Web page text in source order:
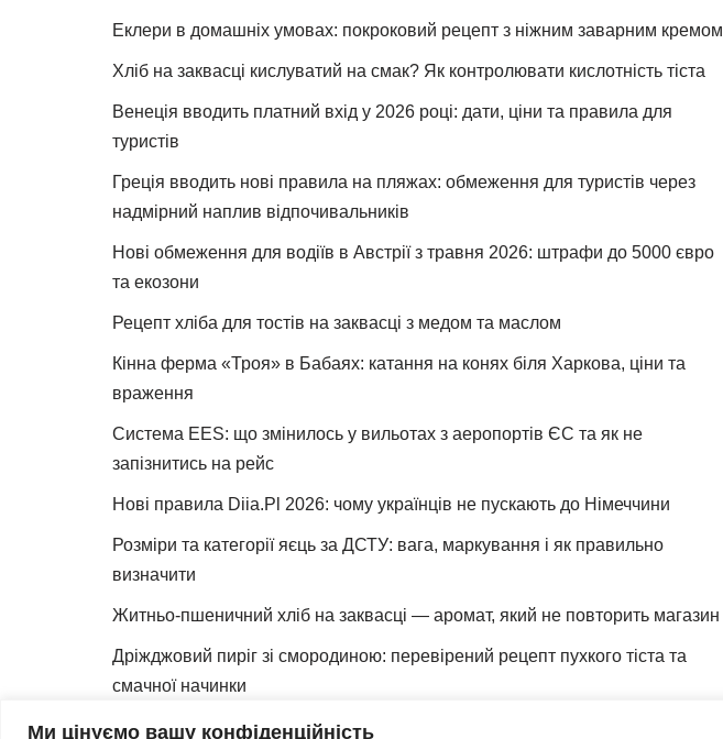
Ми цінуємо вашу конфіденційність
Еклери в домашніх умовах: покроковий рецепт з ніжним заварним кремом
Хліб на заквасці кислуватий на смак? Як контролювати кислотність тіста
Венеція вводить платний вхід у 2026 році: дати, ціни та правила для
туристів
Греція вводить нові правила на пляжах: обмеження для туристів через
надмірний наплив відпочивальників
Нові обмеження для водіїв в Австрії з травня 2026: штрафи до 5000 євро
та екозони
Рецепт хліба для тостів на заквасці з медом та маслом
Кінна ферма «Троя» в Бабаях: катання на конях біля Харкова, ціни та
враження
Система EES: що змінилось у вильотах з аеропортів ЄС та як не
запізнитись на рейс
Нові правила Diia.Pl 2026: чому українців не пускають до Німеччини
Розміри та категорії яєць за ДСТУ: вага, маркування і як правильно
визначити
Житньо-пшеничний хліб на заквасці — аромат, який не повторить магазин
Дріжджовий пиріг зі смородиною: перевірений рецепт пухкого тіста та
смачної начинки
Як зробити закваску для хліба вдома